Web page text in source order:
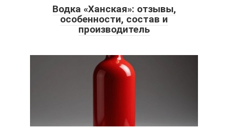
Водка «Ханская»: отзывы,
особенности, состав и
производитель